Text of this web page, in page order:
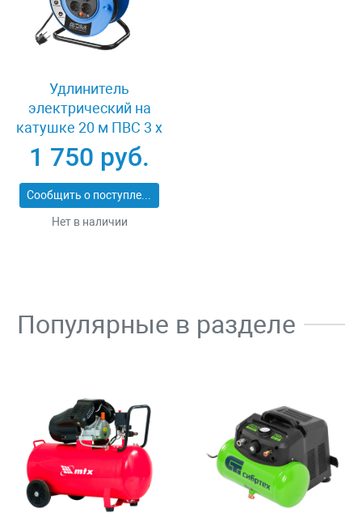
Удлинитель
электрический на
катушке 20 м ПВС 3 х
1кв мм 4 гнезда Зубр
ПРОФЕССИОНАЛ
55082-20
1 750 руб.
Сообщить о поступлении
Нет в наличии
Популярные в разделе